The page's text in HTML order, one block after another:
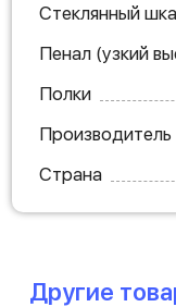
Стеклянный
Пенал (узкий
Полки
Производитель
Страна
Другие